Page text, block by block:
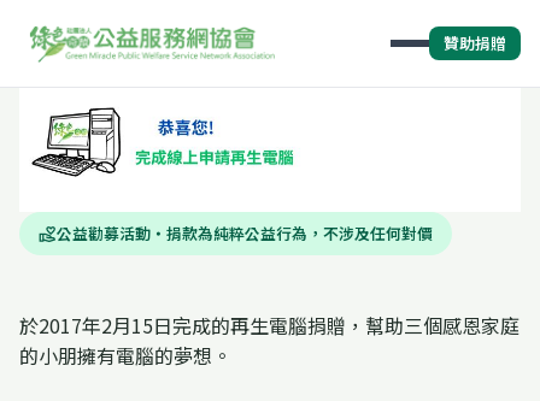
贊助捐贈
volunteer_activism公益勸募活動・捐款為純粹公益行為，不涉及任何對價
於2017年2月15日完成的再生電腦捐贈，幫助三個感恩家庭
的小朋擁有電腦的夢想。